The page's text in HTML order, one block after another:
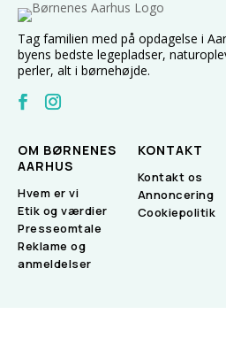
Tag familien med på opdagelse i
byens bedste legepladser,
perler, alt i børnehøjde.
OM BØRNENES
AARHUS
Hvem er vi
Etik og værdier
Presseomtale
Reklame og
anmeldelser
KONTAKT
Kontakt os
Annoncering
Cookiepolitik